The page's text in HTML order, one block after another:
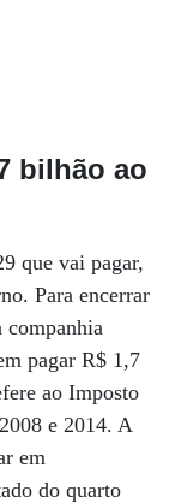
bilhão ao
que vai pagar,
Para encerrar
companhia
pagar R$ 1,7
ao Imposto
e 2014. A
em
do quarto